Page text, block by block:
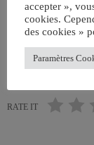
ROCKABILLY
RATE IT
accepter »,
cookies.
des cookies »
Paramètres